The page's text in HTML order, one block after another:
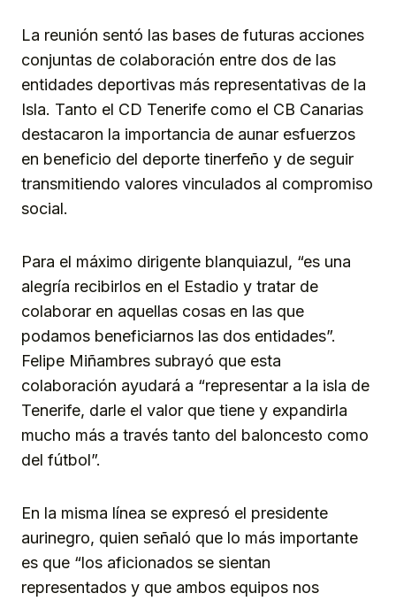
La reunión sentó las bases de futuras acciones
conjuntas de colaboración entre dos de las
entidades deportivas más representativas de la
Isla. Tanto el CD Tenerife como el CB Canarias
destacaron la importancia de aunar esfuerzos
en beneficio del deporte tinerfeño y de seguir
transmitiendo valores vinculados al compromiso
social.
Para el máximo dirigente blanquiazul, “es una
alegría recibirlos en el Estadio y tratar de
colaborar en aquellas cosas en las que
podamos beneficiarnos las dos entidades”.
Felipe Miñambres subrayó que esta
colaboración ayudará a “representar a la isla de
Tenerife, darle el valor que tiene y expandirla
mucho más a través tanto del baloncesto como
del fútbol”.
En la misma línea se expresó el presidente
aurinegro, quien señaló que lo más importante
es que “los aficionados se sientan
representados y que ambos equipos nos